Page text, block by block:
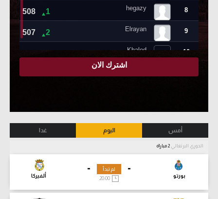
أمس اليوم غدا
الدوري البرتغالي
-
بورتو
-
ألفيركا
لم تبدأ